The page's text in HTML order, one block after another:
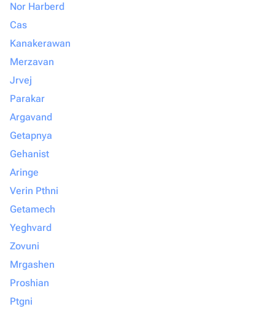
Nor Harberd
Cas
Kanakerawan
Merzavan
Jrvej
Parakar
Argavand
Getapnya
Gehanist
Aringe
Verin Pthni
Getamech
Yeghvard
Zovuni
Mrgashen
Proshian
Ptgni